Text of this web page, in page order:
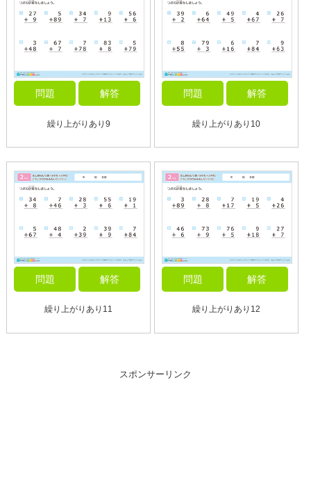
問題 解答
繰り上がりあり9
問題 解答
繰り上がりあり10
問題 解答
繰り上がりあり11
問題 解答
繰り上がりあり12
スポンサーリンク